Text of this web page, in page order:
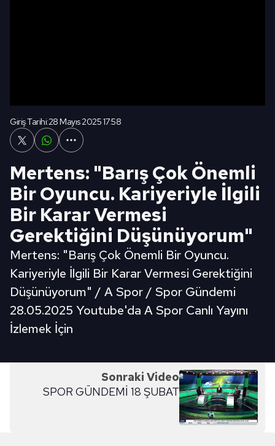
Giriş Tarihi:28 Mayıs 2025 17:58
Mertens: "Barış Çok Önemli
Bir Oyuncu. Kariyeriyle İlgili
Bir Karar Vermesi
Gerektiğini Düşünüyorum"
Mertens: "Barış Çok Önemli Bir Oyuncu.
Kariyeriyle İlgili Bir Karar Vermesi Gerektiğini
Düşünüyorum" / A Spor / Spor Gündemi
28.05.2025 Youtube'da A Spor Canlı Yayını
İzlemek İçin
Sonraki Video
SPOR GÜNDEMİ 18 ŞUBAT